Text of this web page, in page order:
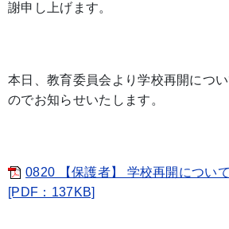
謝申し上げます。
本日、教育委員会より学校再開につ
のでお知らせいたします。
0820 【保護者】 学校再開につい
[PDF：137KB]